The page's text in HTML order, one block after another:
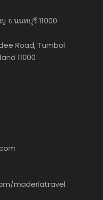
จ.นนทบุรี 11000
Road, Tumbol
11000
maderlatravel